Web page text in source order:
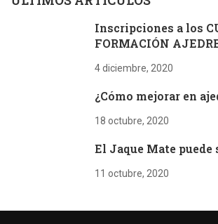
Inscripciones a los
FORMACIÓN
4 diciembre, 2020
¿Cómo mejorar en
18 octubre, 2020
El Jaque Mate puede
11 octubre, 2020